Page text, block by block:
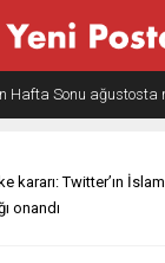
Hafta Sonu ağustosta
kararı: Twitter’ın
onandı